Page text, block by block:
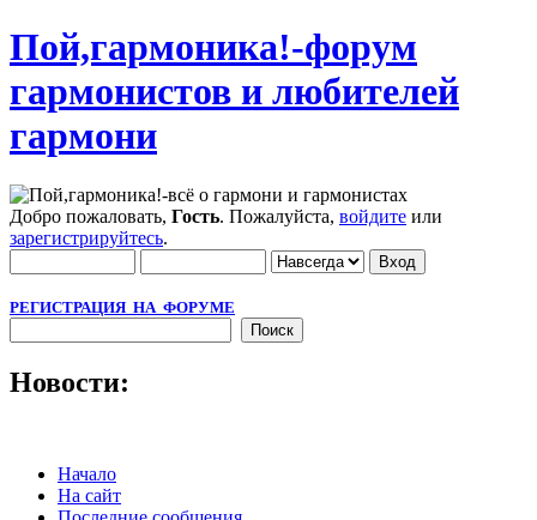
Пой,гармоника!-форум
гармонистов и любителей
гармони
Добро пожаловать, Гость. Пожалуйста, войдите или
зарегистрируйтесь.
РЕГИСТРАЦИЯ НА ФОРУМЕ
Новости:
Начало
На сайт